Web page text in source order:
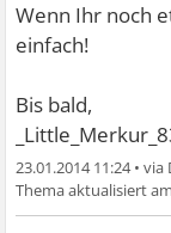
Wenn Ihr noch
einfach!
Bis bald,
23.01.2014 11:24•